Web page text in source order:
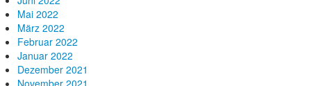
Mai 2022
März 2022
Februar 2022
Januar 2022
Dezember 2021
November 2021